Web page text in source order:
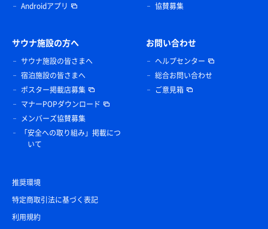
Androidアプリ
協賛募集
サウナ施設の方へ
サウナ施設の皆さまへ
宿泊施設の皆さまへ
ポスター掲載店募集
マナーPOPダウンロード
メンバーズ協賛募集
「安全への取り組み」掲載につ
いて
お問い合わせ
ヘルプセンター
総合お問い合わせ
ご意見箱
推奨環境
特定商取引法に基づく表記
利用規約